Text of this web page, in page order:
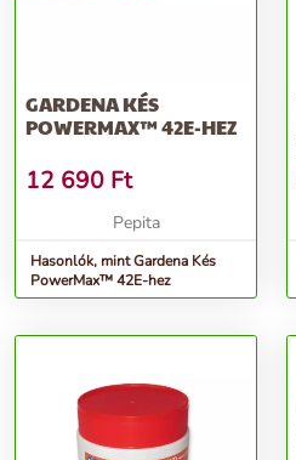
GARDENA KÉS
POWERMAX™ 42E-HEZ
12 690 Ft
Pepita
Hasonlók, mint Gardena Kés
PowerMax™ 42E-hez